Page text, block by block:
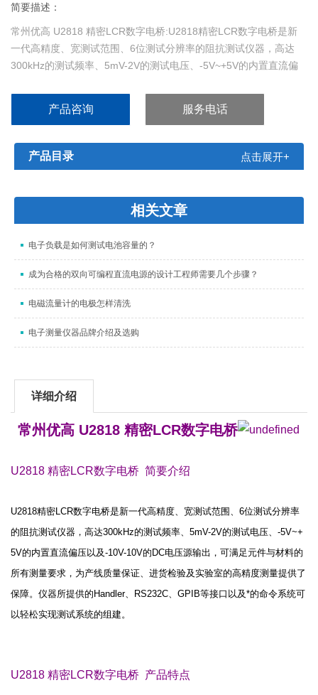
简要描述：
常州优高 U2818 精密LCR数字电桥:U2818精密LCR数字电桥是新
一代高精度、宽测试范围、6位测试分辨率的阻抗测试仪器，高达
300kHz的测试频率、5mV-2V的测试电压、-5V~+5V的内置直流偏
产品咨询 服务电话
产品目录 点击展开+
相关文章
电子负载是如何测试电池容量的？
成为合格的双向可编程直流电源的设计工程师需要几个步骤？
电磁流量计的电极怎样清洗
电子测量仪器品牌介绍及选购
详细介绍
常州优高 U2818 精密LCR数字电桥
U2818 精密LCR数字电桥 简要介绍
U2818精密LCR数字电桥是新一代高精度、宽测试范围、6位测试分辨率
的阻抗测试仪器，高达300kHz的测试频率、5mV-2V的测试电压、-5V~+
5V的内置直流偏压以及-10V-10V的DC电压源输出，可满足元件与材料的
所有测量要求，为产线质量保证、进货检验及实验室的高精度测量提供了
保障。仪器所提供的Handler、RS232C、GPIB等接口以及*的命令系统可
以轻松实现测试系统的组建。
U2818 精密LCR数字电桥 产品特点